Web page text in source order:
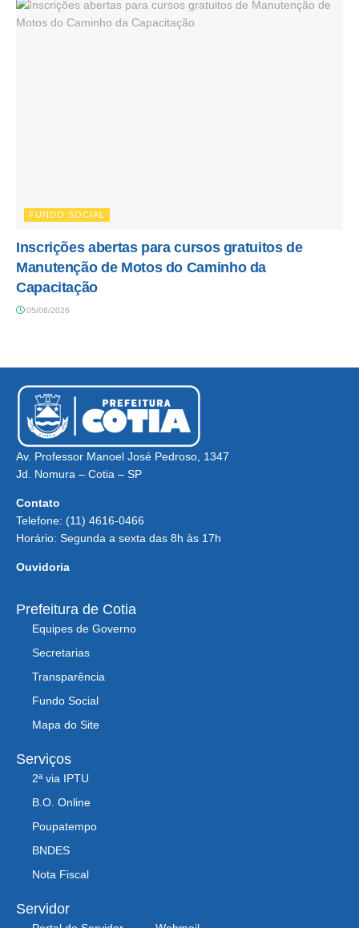
FUNDO SOCIAL
Inscrições abertas para cursos gratuitos de
Manutenção de Motos do Caminho da
Capacitação
05/08/2026
Av. Professor Manoel José Pedroso, 1347
Jd. Nomura – Cotia – SP
Contato
Telefone: (11) 4616-0466
Horário: Segunda a sexta das 8h às 17h
Ouvidoria
Prefeitura de Cotia
Equipes de Governo
Secretarias
Transparência
Fundo Social
Mapa do Site
Serviços
2ª via IPTU
B.O. Online
Poupatempo
BNDES
Nota Fiscal
Servidor